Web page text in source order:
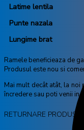
Latime lentila
Punte nazala
Lungime brat
Ramele beneficieaza de
Produsul este nou si
Mai mult decât atât, la
încredere sau poti venii in
RETURNARE PRODUSE